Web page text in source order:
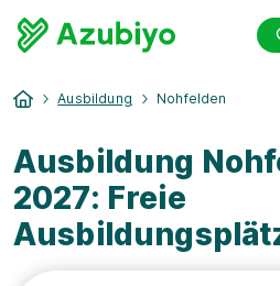
Ausbildung Nohfelden
Ausbildung
2027: Freie